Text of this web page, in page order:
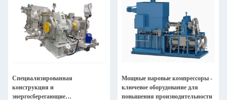
Специализированная
конструкция и
энергосберегающие
Мощные паровые компрессоры -
ключевое оборудование для
повышения производительности